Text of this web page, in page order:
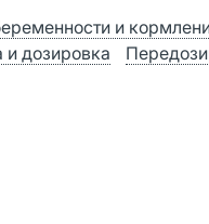
и
дозировка